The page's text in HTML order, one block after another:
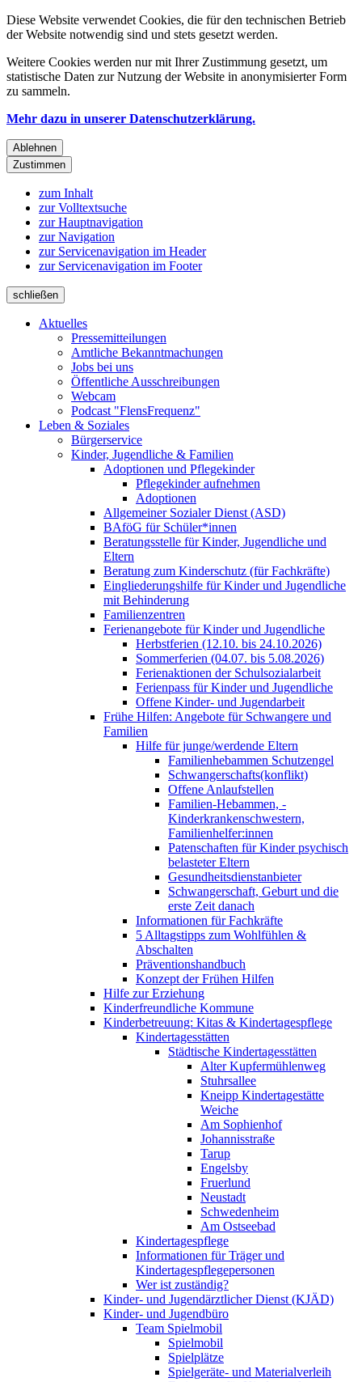
Diese Website verwendet Cookies, die für den technischen Betrieb
der Website notwendig sind und stets gesetzt werden.
Weitere Cookies werden nur mit Ihrer Zustimmung gesetzt, um
statistische Daten zur Nutzung der Website in anonymisierter Form
zu sammeln.
Mehr dazu in unserer Datenschutzerklärung.
Ablehnen
Zustimmen
zum Inhalt
zur Volltextsuche
zur Hauptnavigation
zur Navigation
zur Servicenavigation im Header
zur Servicenavigation im Footer
schließen
Aktuelles
Pressemitteilungen
Amtliche Bekanntmachungen
Jobs bei uns
Öffentliche Ausschreibungen
Webcam
Podcast "FlensFrequenz"
Leben & Soziales
Bürgerservice
Kinder, Jugendliche & Familien
Adoptionen und Pflegekinder
Pflegekinder aufnehmen
Adoptionen
Allgemeiner Sozialer Dienst (ASD)
BAföG für Schüler*innen
Beratungsstelle für Kinder, Jugendliche und
Eltern
Beratung zum Kinderschutz (für Fachkräfte)
Eingliederungshilfe für Kinder und Jugendliche
mit Behinderung
Familienzentren
Ferienangebote für Kinder und Jugendliche
Herbstferien (12.10. bis 24.10.2026)
Sommerferien (04.07. bis 5.08.2026)
Ferienaktionen der Schulsozialarbeit
Ferienpass für Kinder und Jugendliche
Offene Kinder- und Jugendarbeit
Frühe Hilfen: Angebote für Schwangere und
Familien
Hilfe für junge/werdende Eltern
Familienhebammen Schutzengel
Schwangerschafts(konflikt)
Offene Anlaufstellen
Familien-Hebammen, -
Kinderkrankenschwestern,
Familienhelfer:innen
Patenschaften für Kinder psychisch
belasteter Eltern
Gesundheitsdienstanbieter
Schwangerschaft, Geburt und die
erste Zeit danach
Informationen für Fachkräfte
5 Alltagstipps zum Wohlfühlen &
Abschalten
Präventionshandbuch
Konzept der Frühen Hilfen
Hilfe zur Erziehung
Kinderfreundliche Kommune
Kinderbetreuung: Kitas & Kindertagespflege
Kindertagesstätten
Städtische Kindertagesstätten
Alter Kupfermühlenweg
Stuhrsallee
Kneipp Kindertagestätte
Weiche
Am Sophienhof
Johannisstraße
Tarup
Engelsby
Fruerlund
Neustadt
Schwedenheim
Am Ostseebad
Kindertagespflege
Informationen für Träger und
Kindertagespflegepersonen
Wer ist zuständig?
Kinder- und Jugendärztlicher Dienst (KJÄD)
Kinder- und Jugendbüro
Team Spielmobil
Spielmobil
Spielplätze
Spielgeräte- und Materialverleih